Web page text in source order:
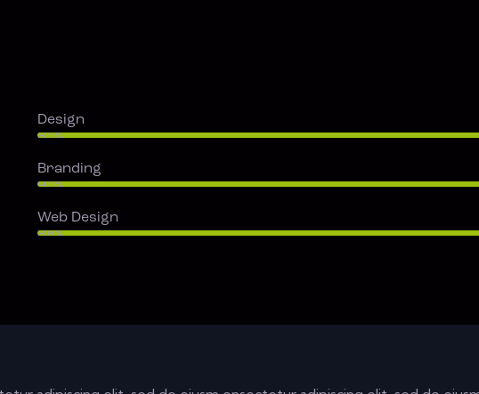
Design
80%
Branding
90%
Web Design
88%